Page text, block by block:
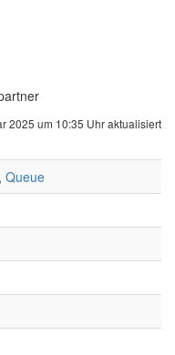
2025 um 10:35 Uhr aktualisiert
, Queue